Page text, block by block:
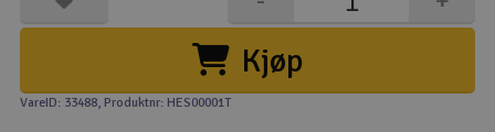
Kamerautstyr
Modellbygging, LEGO & byggesett
Modelljernbane
Kjøp
VareID: 33488, Produktnr: HES00001T